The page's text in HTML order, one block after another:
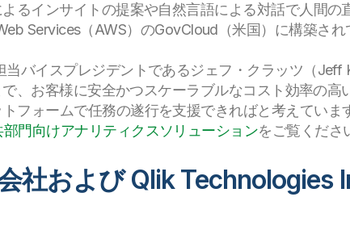
るインサイトの提案や自然言語による対話で人間の
Services（AWS）のGovCloud（米国）に構築され
バイスプレジデントであるジェフ・クラッツ（Jeff
、お客様に安全かつスケーラブルなコスト効率の高
フォームで任務の遂行を支援できればと考えていま
門向けアナリティクスソリューションをご覧くださ
社および Qlik Technologies